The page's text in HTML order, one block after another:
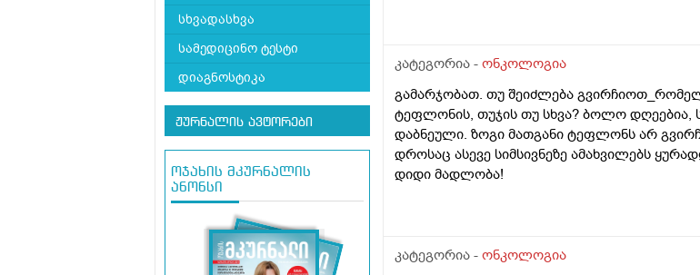
სხვადასხვა
სამედიცინო ტესტი
დიაგნოსტიკა
ჟურნალის ავტორები
ოჯახის მკურნალის
ანონსი
კატეგორია - ონკოლოგია
გამარჯობათ. თუ შეიძლება
ტეფლონის, თუჯის თუ სხვა? ბოლო
დაბნეული. ზოგი მათგანი ტეფლონს არ
დროსაც ასევე სიმსივნეზე ამახვილებს
დიდი მადლობა!
კატეგორია - ონკოლოგია